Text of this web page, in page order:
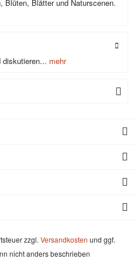
Blüten, Blätter und Naturscenen.
diskutieren... mehr
zzgl. Versandkosten und ggf.
nicht anders beschrieben